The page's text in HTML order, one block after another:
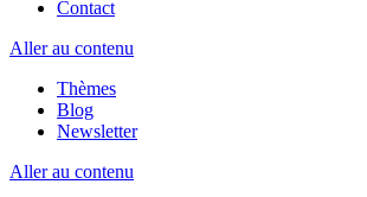
Contact
Aller au contenu
Thèmes
Blog
Newsletter
Aller au contenu